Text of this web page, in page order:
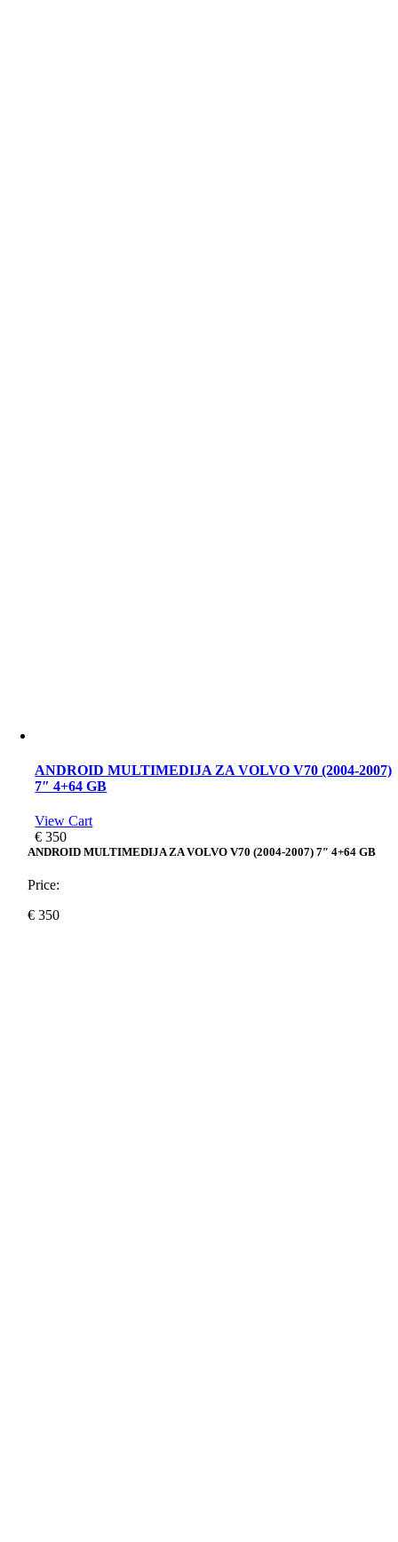
ANDROID MULTIMEDIJA ZA VOLVO V70 (2004-2007)
7″ 4+64 GB
View Cart
€ 350
ANDROID MULTIMEDIJA ZA VOLVO V70 (2004-2007) 7″ 4+64 GB
Price:
€ 350